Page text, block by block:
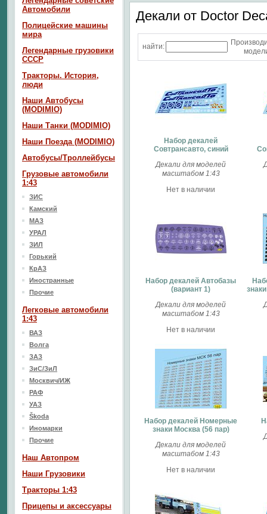
Декали от Doctor
найти:
Набор декалей
Совтрансавто, синий
Декали для моделей
масштабом 1:43
Нет в наличии
Набор декалей Автобазы
(вариант 1)
Декали для моделей
масштабом 1:43
Нет в наличии
Набор декалей Номерные
знаки Москва (56 пар)
Декали для моделей
масштабом 1:43
Нет в наличии
Автомобили
Полицейские машины
мира
Легендарные грузовики
СССР
Тракторы. История,
люди
Наши Автобусы
(MODIMIO)
Наши Танки (MODIMIO)
Наши Поезда (MODIMIO)
Автобусы/Троллейбусы
Грузовые автомобили
1:43
ЗИС
Камский
МАЗ
УРАЛ
ЗИЛ
Горький
КрАЗ
Иностранные
Прочие
Легковые автомобили
1:43
ВАЗ
Волга
ЗАЗ
ЗиС/ЗиЛ
Москвич/ИЖ
РАФ
УАЗ
Škoda
Иномарки
Прочие
Наш Aвтопром
Наши Грузовики
Тракторы 1:43
Прицепы и аксессуары